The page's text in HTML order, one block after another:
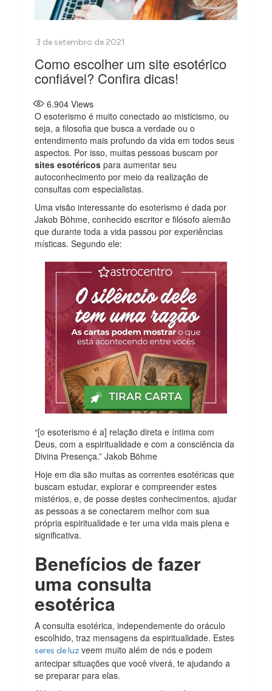
Como escolher um site esotérico
confiável? Confira dicas!
6.904 Views
O esoterismo é muito conectado ao misticismo, ou
seja, a filosofia que busca a verdade ou o
entendimento mais profundo da vida em todos seus
aspectos. Por isso, muitas pessoas buscam por
sites esotéricos para aumentar seu
autoconhecimento por meio da realização de
consultas com especialistas.
Uma visão interessante do esoterismo é dada por
Jakob Böhme, conhecido escritor e filósofo alemão
que durante toda a vida passou por experiências
místicas. Segundo ele:
“[o esoterismo é a] relação direta e íntima com
Deus, com a espiritualidade e com a consciência da
Divina Presença.” Jakob Böhme
Hoje em dia são muitas as correntes esotéricas que
buscam estudar, explorar e compreender estes
mistérios, e, de posse destes conhecimentos, ajudar
as pessoas a se conectarem melhor com sua
própria espiritualidade e ter uma vida mais plena e
significativa.
Benefícios de fazer
uma consulta
esotérica
A consulta esotérica, independemente do oráculo
escolhido, traz mensagens da espiritualidade. Estes
seres de luz veem muito além de nós e podem
antecipar situações que você viverá, te ajudando a
se preparar para elas.